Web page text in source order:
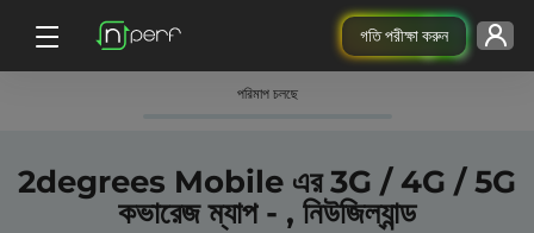
গতি পরীক্ষা করুন
পরিমাপ চলছে
2degrees Mobile এর 3G / 4G / 5G
কভারেজ ম্যাপ - , নিউজিল্যান্ড